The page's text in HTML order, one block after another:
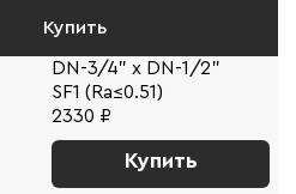
Купить
DN-3/4" x DN-1/2"
SF1 (Ra≤0.51)
2330 ₽
Купить